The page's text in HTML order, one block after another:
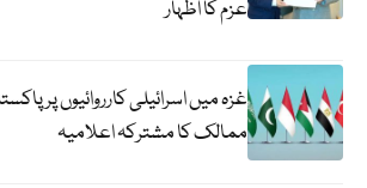
عزم کا اظہار
ممالک کا مشترکہ اعلامیہ